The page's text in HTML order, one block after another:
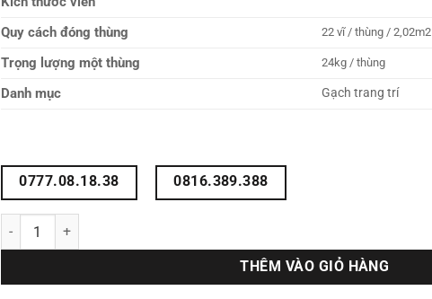
Quy cách đóng thùng
22 vĩ / thùng / 2,02m2
Trọng lượng một thùng 24kg / thùng
Danh mục Gạch trang trí
0777.08.18.38 0816.389.388
Gạch vuông mosaic đen Y97808 số lượng
THÊM VÀO GIỎ HÀNG